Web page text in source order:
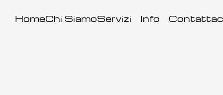
HomeChi SiamoServizi Info